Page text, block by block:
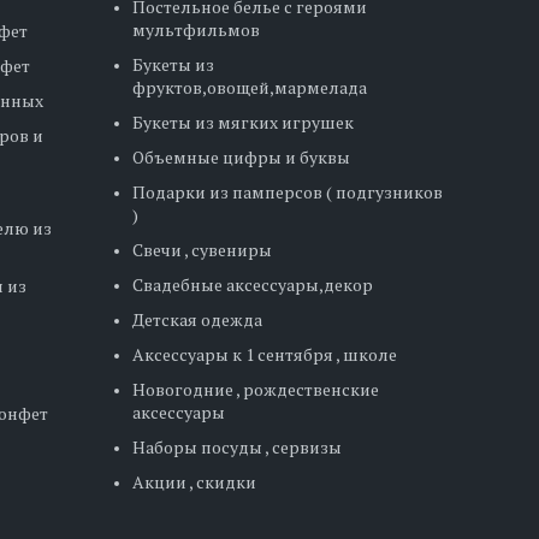
и
из
из
Постельное белье с героями
мультфильмов
Букеты из
фруктов,овощей,мармелада
Букеты из мягких игрушек
Объемные цифры и буквы
Подарки из памперсов ( подгузников
)
Свечи , сувениры
Свадебные аксессуары,декор
Детская одежда
Аксессуары к 1 сентября , школе
Новогодние , рождественские
аксессуары
Наборы посуды , сервизы
Акции , скидки